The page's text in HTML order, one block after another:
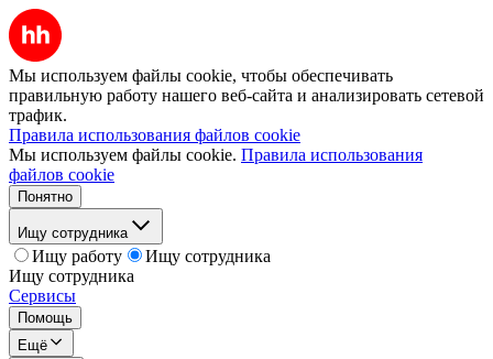
Мы используем файлы cookie, чтобы обеспечивать
правильную работу нашего веб-сайта и анализировать сетевой
трафик.
Правила использования файлов cookie
Мы используем файлы cookie. Правила использования
файлов cookie
Понятно
Ищу сотрудника
Ищу работу
Ищу сотрудника
Ищу сотрудника
Сервисы
Помощь
Ещё